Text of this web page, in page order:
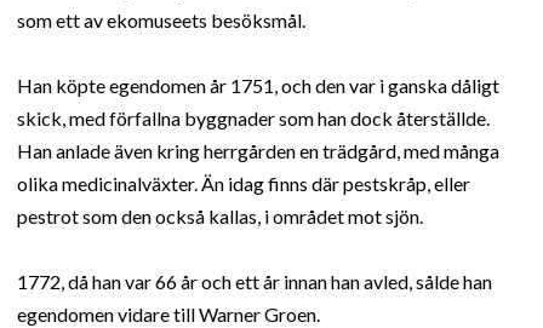
som ett av ekomuseets besöksmål.
Han köpte egendomen år 1751, och den var i ganska dåligt
skick, med förfallna byggnader som han dock återställde.
Han anlade även kring herrgården en trädgård, med många
olika medicinalväxter. Än idag finns där pestskråp, eller
pestrot som den också kallas, i området mot sjön.
1772, då han var 66 år och ett år innan han avled, sålde han
egendomen vidare till Warner Groen.